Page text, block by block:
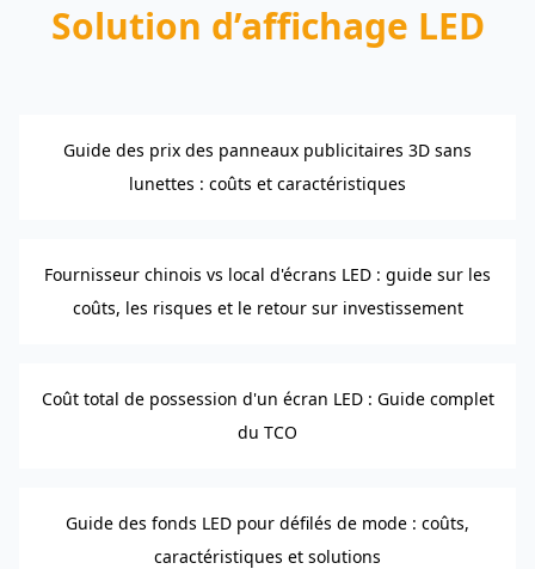
Solution d’affichage LED
Guide des prix des panneaux publicitaires 3D sans
lunettes : coûts et caractéristiques
Fournisseur chinois vs local d'écrans LED : guide sur les
coûts, les risques et le retour sur investissement
Coût total de possession d'un écran LED : Guide complet
du TCO
Guide des fonds LED pour défilés de mode : coûts,
caractéristiques et solutions